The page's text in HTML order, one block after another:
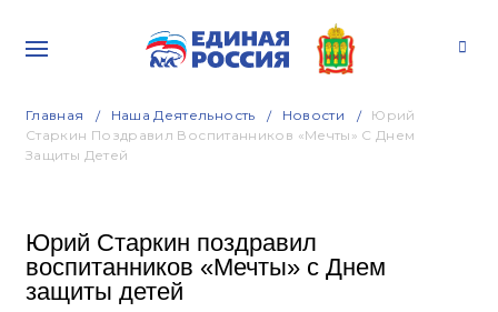
Главная Наша Деятельность Новости
Юрий
Старкин Поздравил Воспитанников «Мечты» С Днем
Защиты Детей
Юрий Старкин поздравил
воспитанников «Мечты» с Днем
защиты детей